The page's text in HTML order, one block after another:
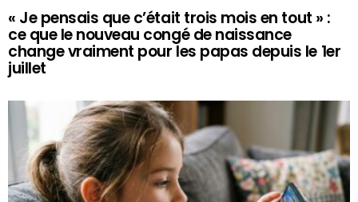
« Je pensais que c’était trois mois en tout » :
ce que le nouveau congé de naissance
change vraiment pour les papas depuis le 1er
juillet